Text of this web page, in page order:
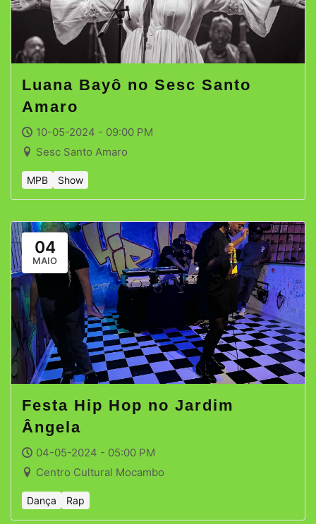
Luana Bayô no Sesc Santo
Amaro
10-05-2024 - 09:00 PM
Sesc Santo Amaro
MPB Show
04
MAIO
Festa Hip Hop no Jardim
Ângela
04-05-2024 - 05:00 PM
Centro Cultural Mocambo
Dança Rap